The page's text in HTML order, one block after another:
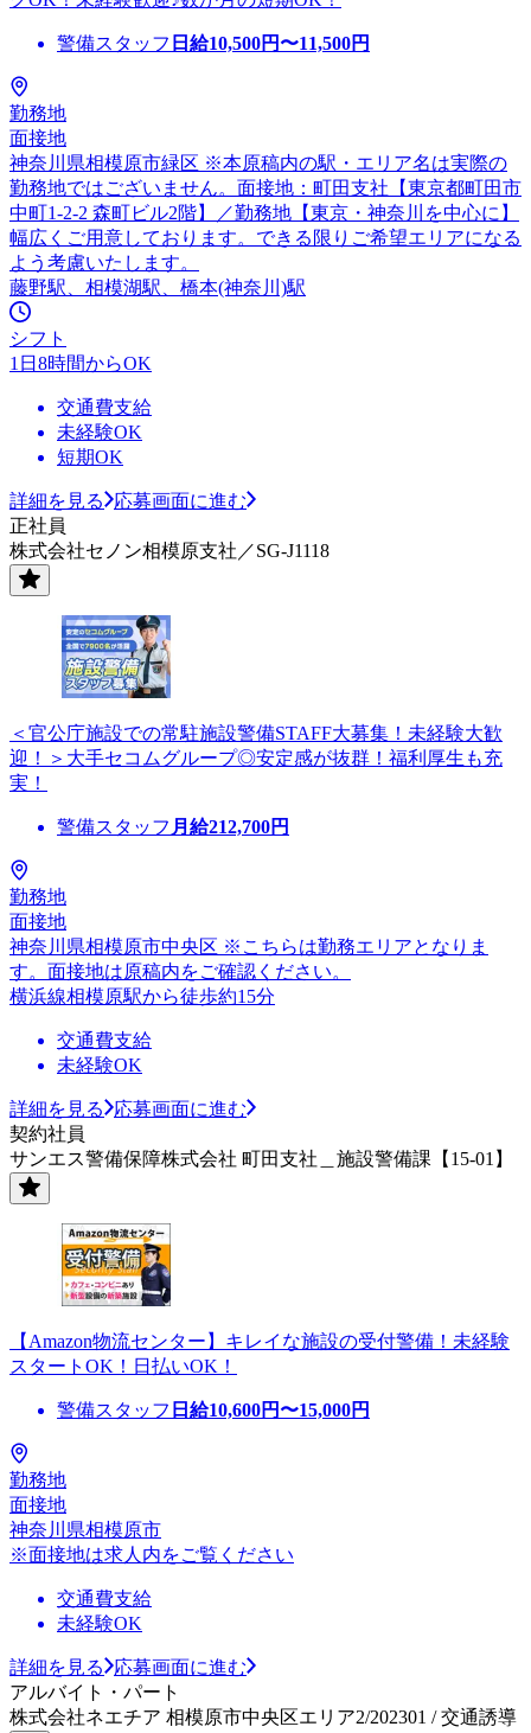
警備スタッフ 日給10,500円〜11,500円
勤務地
面接地
神奈川県相模原市緑区 ※本原稿内の駅・エリア名は実際の
勤務地ではございません。面接地：町田支社【東京都町田市
中町1-2-2 森町ビル2階】／勤務地【東京・神奈川を中心に】
幅広くご用意しております。できる限りご希望エリアになる
よう考慮いたします。
藤野駅、相模湖駅、橋本(神奈川)駅
シフト
1日8時間からOK
交通費支給
未経験OK
短期OK
詳細を見る
応募画面に進む
正社員
株式会社セノン相模原支社／SG-J1118
＜官公庁施設での常駐施設警備STAFF大募集！未経験大歓
迎！＞大手セコムグループ◎安定感が抜群！福利厚生も充
実！
警備スタッフ 月給212,700円
勤務地
面接地
神奈川県相模原市中央区 ※こちらは勤務エリアとなりま
す。面接地は原稿内をご確認ください。
横浜線相模原駅から徒歩約15分
交通費支給
未経験OK
詳細を見る
応募画面に進む
契約社員
サンエス警備保障株式会社 町田支社＿施設警備課【15-01】
【Amazon物流センター】キレイな施設の受付警備！未経験
スタートOK！日払いOK！
警備スタッフ 日給10,600円〜15,000円
勤務地
面接地
神奈川県相模原市
※面接地は求人内をご覧ください
交通費支給
未経験OK
詳細を見る
応募画面に進む
アルバイト・パート
株式会社ネエチア 相模原市中央区エリア2/202301 / 交通誘導